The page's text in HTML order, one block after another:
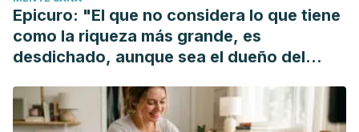
2015 Dec;35(6):632-6. doi: 10.1016/s0254-6272(15)30151-5.
PMID: 26742306.
Canadian Society of Intestinal Research. Baking Soda for
https://badgut.org/information-centre/a-z-digestive-
topics/baking-soda-for-
Epicuro: "El que no considera lo que tiene
como la riqueza más grande, es
desdichado, aunque sea el dueño del